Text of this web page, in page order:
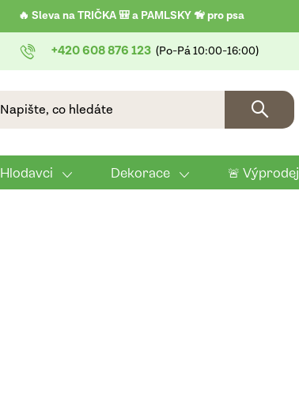
🔥 Sleva na TRIČKA 🎒 a PAMLSKY 🦮 pro psa
+420 608 876 123
Hlodavci Dekorace 🚨 Výprodej